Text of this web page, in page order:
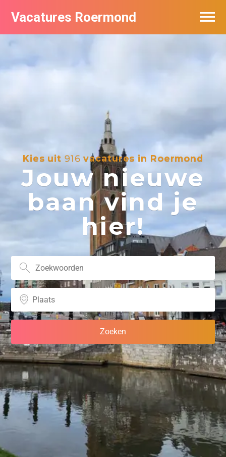
Vacatures Roermond
Kies uit 916 vacatures in Roermond
Jouw nieuwe
baan vind je
hier!
Vacatures per bedrijf in Roermond
De populairste vacatures in Roermond